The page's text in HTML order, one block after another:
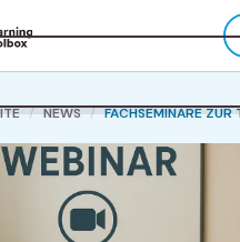
NEWS FACHSEMINARE ZUR